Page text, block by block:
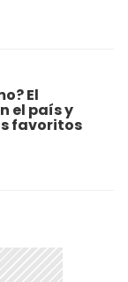
El
el país y
favoritos